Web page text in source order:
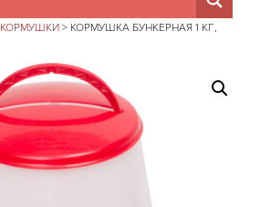
КОРМУШКИ > КОРМУШКА БУНКЕРНАЯ 1 КГ,